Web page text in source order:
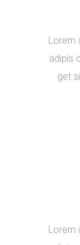
Lorem
adipis
get
Lorem